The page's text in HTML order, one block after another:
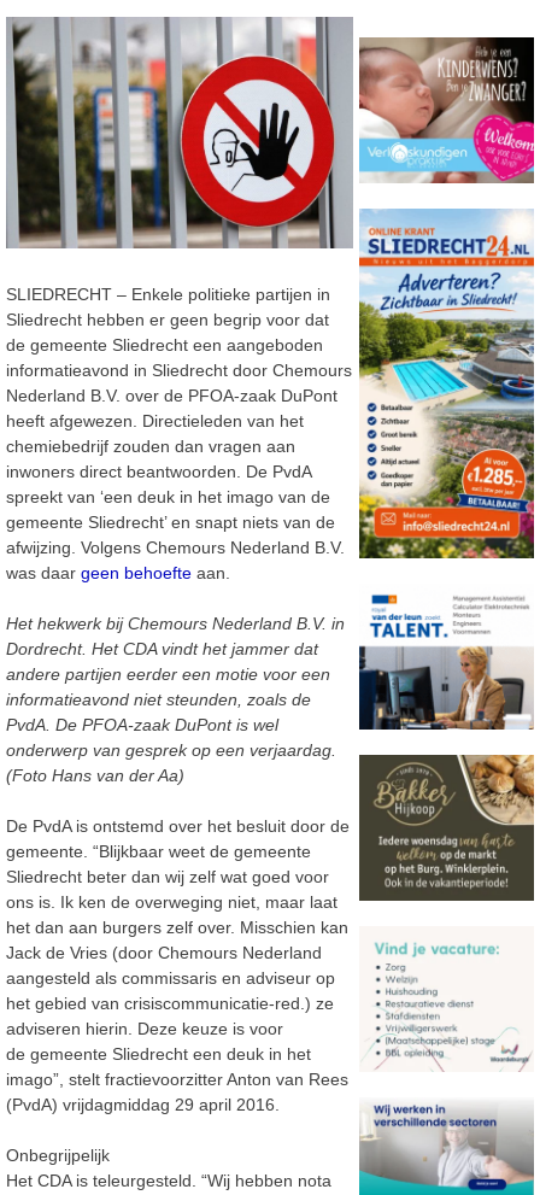
SLIEDRECHT – Enkele politieke partijen in
Sliedrecht hebben er geen begrip voor dat
de gemeente Sliedrecht een aangeboden
informatieavond in Sliedrecht door Chemours
Nederland B.V. over de PFOA-zaak DuPont
heeft afgewezen. Directieleden van het
chemiebedrijf zouden dan vragen aan
inwoners direct beantwoorden. De PvdA
spreekt van ‘een deuk in het imago van de
gemeente Sliedrecht’ en snapt niets van de
afwijzing. Volgens Chemours Nederland B.V.
was daar geen behoefte aan.
Het hekwerk bij Chemours Nederland B.V. in
Dordrecht. Het CDA vindt het jammer dat
andere partijen eerder een motie voor een
informatieavond niet steunden, zoals de
PvdA. De PFOA-zaak DuPont is wel
onderwerp van gesprek op een verjaardag.
(Foto Hans van der Aa)
De PvdA is ontstemd over het besluit door de
gemeente. “Blijkbaar weet de gemeente
Sliedrecht beter dan wij zelf wat goed voor
ons is. Ik ken de overweging niet, maar laat
het dan aan burgers zelf over. Misschien kan
Jack de Vries (door Chemours Nederland
aangesteld als commissaris en adviseur op
het gebied van crisiscommunicatie-red.) ze
adviseren hierin. Deze keuze is voor
de gemeente Sliedrecht een deuk in het
imago”, stelt fractievoorzitter Anton van Rees
(PvdA) vrijdagmiddag 29 april 2016.
Onbegrijpelijk
Het CDA is teleurgesteld. “Wij hebben nota